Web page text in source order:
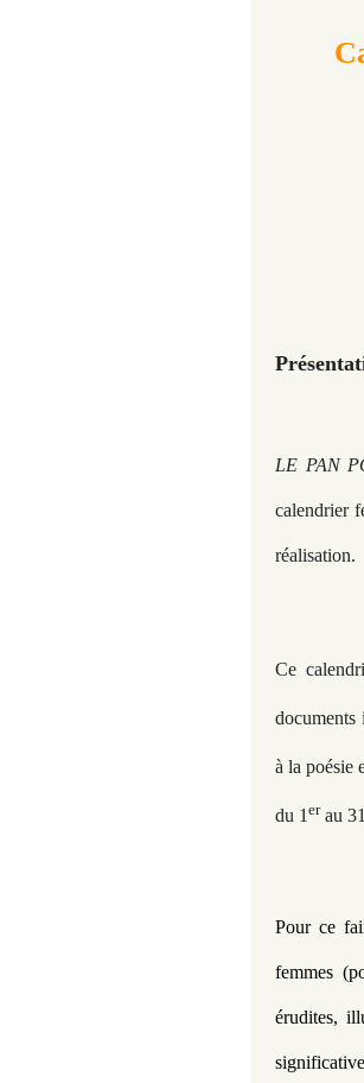
LE PAN
calendrier
réalisation.
Ce
documents
à la poésie
du 1 erau
Pour ce
femmes
érudites,